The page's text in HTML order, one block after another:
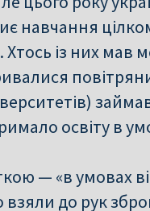
навчання
із них мав
освіту в
— «в умовах
до рук